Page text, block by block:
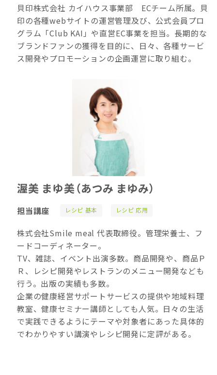
貝印株式会社 カイハウス事業部 ECチーム所属。貝
印の各種webサイトの運営管理及び、公式会員プロ
グラム「Club KAI」や直営EC事業を担当。長期的な
ブランドファンの獲得を目的に、日々、各種サービ
ス開発やプロモーションの企画運営に取り組む。
渥美 まゆ美（あつみ まゆみ）
担当講座 レシピ 基本 レシピ 応用
株式会社Smile meal 代表取締役。管理栄養士、フ
ードコーディネーター。
TV、雑誌、イベント出演多数。商品開発や、商品Ｐ
Ｒ、レシピ開発やレストランのメニュー開発なども
行う。出版の実績も多数。
企業の健康経営サポートサービスの提供や地域料理
教室、健康セミナー講師としても人気。日々の生活
で実践できるようにテーマや対象者にあった具体的
でわかりやすい講演やレシピ開発に定評がある。